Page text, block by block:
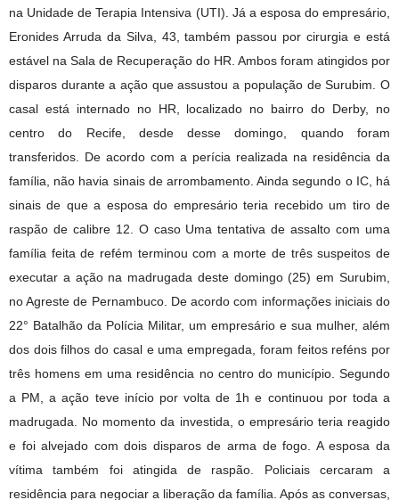
na Unidade de Terapia Intensiva (UTI). Já a esposa do empresário,
Eronides Arruda da Silva, 43, também passou por cirurgia e está
estável na Sala de Recuperação do HR. Ambos foram atingidos por
disparos durante a ação que assustou a população de Surubim. O
casal está internado no HR, localizado no bairro do Derby, no
centro do Recife, desde desse domingo, quando foram
transferidos. De acordo com a perícia realizada na residência da
família, não havia sinais de arrombamento. Ainda segundo o IC, há
sinais de que a esposa do empresário teria recebido um tiro de
raspão de calibre 12. O caso Uma tentativa de assalto com uma
família feita de refém terminou com a morte de três suspeitos de
executar a ação na madrugada deste domingo (25) em Surubim,
no Agreste de Pernambuco. De acordo com informações iniciais do
22° Batalhão da Polícia Militar, um empresário e sua mulher, além
dos dois filhos do casal e uma empregada, foram feitos reféns por
três homens em uma residência no centro do município. Segundo
a PM, a ação teve início por volta de 1h e continuou por toda a
madrugada. No momento da investida, o empresário teria reagido
e foi alvejado com dois disparos de arma de fogo. A esposa da
vítima também foi atingida de raspão. Policiais cercaram a
residência para negociar a liberação da família. Após as conversas,